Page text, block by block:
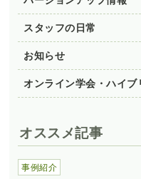
スタッフの日常
お知らせ
オンライン学会・ハイブ
オススメ記事
事例紹介